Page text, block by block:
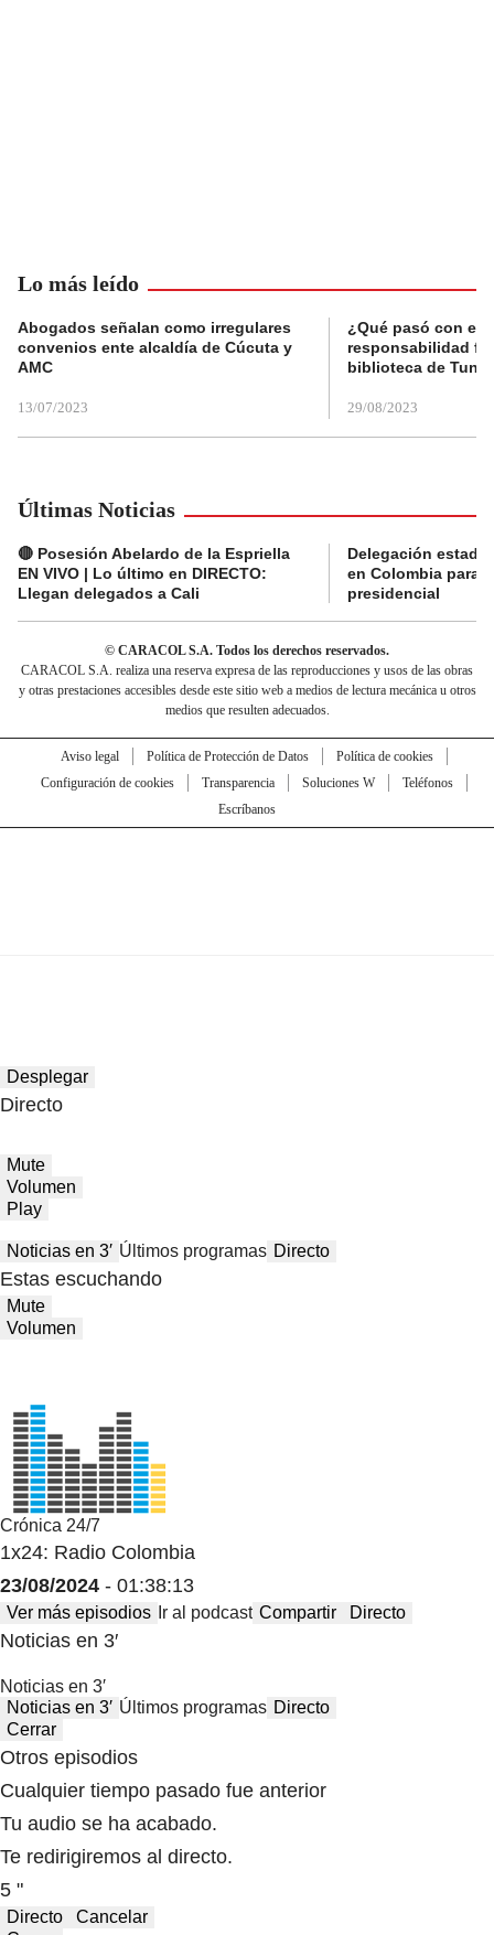
Lo más leído
Abogados señalan como irregulares
convenios ente alcaldía de Cúcuta y
AMC
13/07/2023
¿Qué pasó con el
responsabilidad
biblioteca de
29/08/2023
Últimas Noticias
🔴 Posesión Abelardo de la Espriella
EN VIVO | Lo último en DIRECTO:
Llegan delegados a Cali
Delegación
en Colombia para
presidencial
© CARACOL S.A. Todos los derechos reservados.
CARACOL S.A. realiza una reserva expresa de las reproducciones y usos de las obras
y otras prestaciones accesibles desde este sitio web a medios de lectura mecánica u otros
medios que resulten adecuados.
Aviso legal Política de Protección de Datos
Política de cookies
Configuración de cookies
Transparencia Soluciones W
Teléfonos
Escríbanos
Desplegar
Directo
Mute
Volumen
Play
Noticias en 3′ Últimos programas Directo
Estas escuchando
Mute
Volumen
Crónica 24/7
1x24: Radio Colombia
23/08/2024 - 01:38:13
Ver más episodios Ir al podcast Compartir Directo
Noticias en 3′
Noticias en 3′
Noticias en 3′ Últimos programas Directo
Cerrar
Otros episodios
Cualquier tiempo pasado fue anterior
Tu audio se ha acabado.
Te redirigiremos al directo.
5 "
Directo
Cancelar